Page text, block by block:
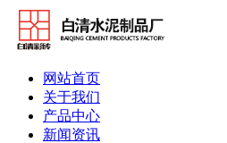
网站首页
关于我们
产品中心
新闻资讯